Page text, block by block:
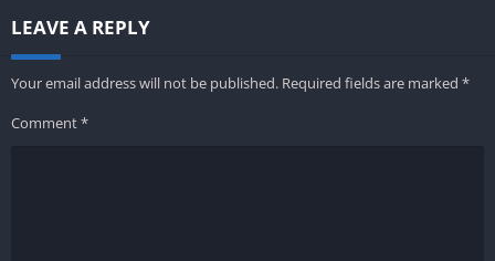
LEAVE A REPLY
Your email address will not be published. Required fields are marked *
Comment*